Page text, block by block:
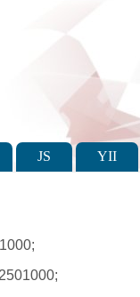
JS YII